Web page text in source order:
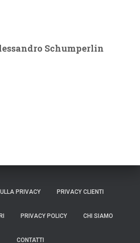
Schumperlin
PRIVACY PRIVACY CLIENTI
PRIVACY POLICY CHI SIAMO
CONTATTI